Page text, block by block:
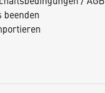
beenden